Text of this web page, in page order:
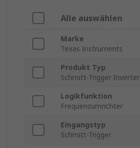
Alle auswählen
Marke
Texas Instruments
Produkt Typ
Schmitt-Trigger Inverter
Logikfunktion
Frequenzumrichter
Eingangstyp
Schmitt-Trigger